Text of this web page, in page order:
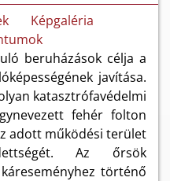
Képgaléria
beruházások célja a
javítása.
katasztrófavédelmi
fehér folton
adott működési terület
Az őrsök
történő